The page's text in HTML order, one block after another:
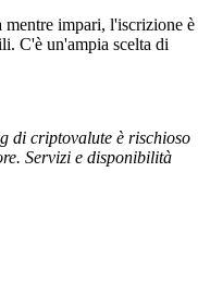
mentre impari, l'iscrizione è
C'è un'ampia scelta di
di criptovalute è rischioso
Servizi e disponibilità